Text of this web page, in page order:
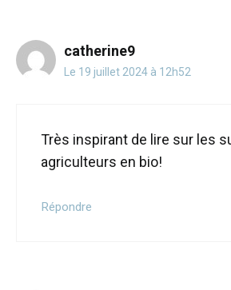
catherine9
Le 19 juillet 2024 à 12h52
Très inspirant de lire sur les
agriculteurs en bio!
Répondre